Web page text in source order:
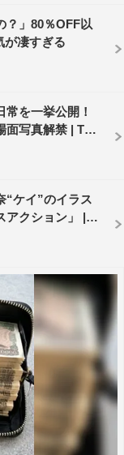
、やってます♡」
に殺し屋として
ハードなバイト
ている。
？」80％OFF以
が凄すぎる
を一挙公開！
面写真解禁 | TV
“ケイ”のイラス
アクション」 | T